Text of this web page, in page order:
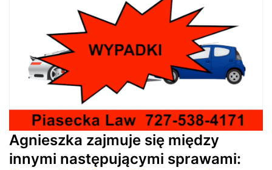
Agnieszka zajmuje się między
innymi następującymi sprawami: